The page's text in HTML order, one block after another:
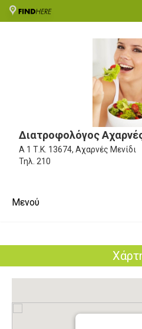
Διατροφολόγος
Α 1 Τ.Κ. 13674, Αχαρνές Μενίδι
Τηλ. 210
Μενού